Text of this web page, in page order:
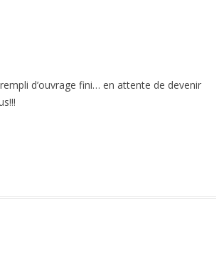
d’ouvrage fini… en attente de devenir